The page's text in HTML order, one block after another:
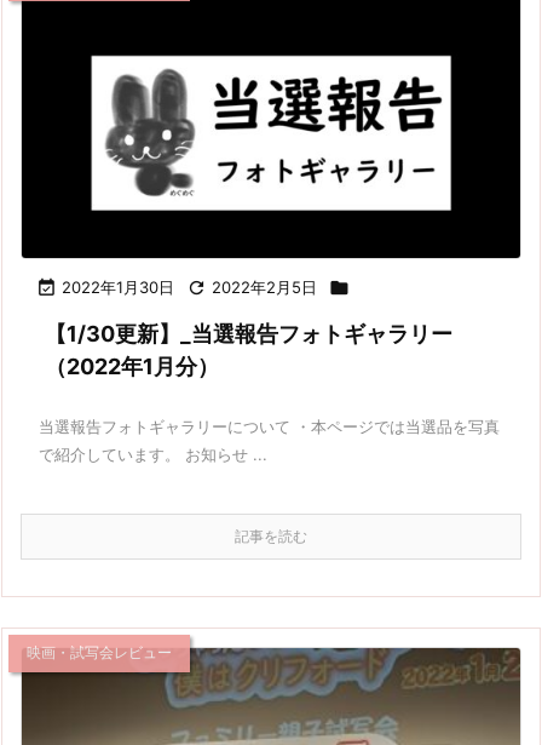
 2022年1月30日  2022年2月5日 
【1/30更新】_当選報告フォトギャラリー
（2022年1月分）
当選報告フォトギャラリーについて ・本ページでは当選品を写真
で紹介しています。 お知らせ ...
記事を読む
映画・試写会レビュー